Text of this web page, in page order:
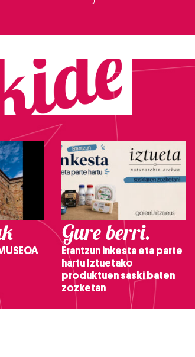
Gure berri.
Erantzun inkesta eta parte
hartu Iztuetako
produktuen saski baten
zozketan